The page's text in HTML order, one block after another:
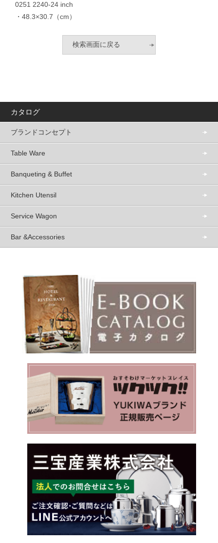
0251 2240-24 inch
・48.3×30.7（cm）
カタログ
ブランドコンセプト
Table Ware
Banqueting & Buffet
Kitchen Utensil
Service Wagon
Bar &Accessories